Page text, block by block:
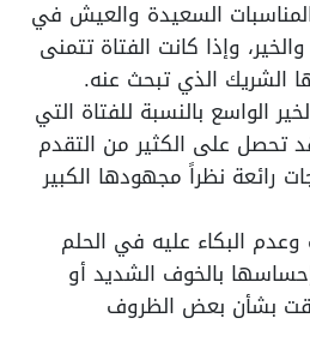
السعيدة والعيش في
وإذا كانت الفتاة تتمنى
الشريك الذي تبحث عنه.
الواسع بالنسبة للفتاة التي
تحصل على الكثير من التقدم
رائعة نظراً مجهودها الكبير
البكاء عليه في الحلم
بالخوف الشديد أو
بشأن بعض الظروف